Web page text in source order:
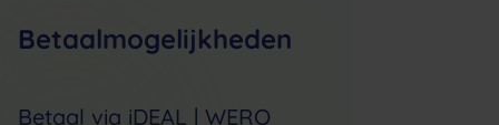
Betaalmogelijkheden
Betaal via iDEAL | WERO